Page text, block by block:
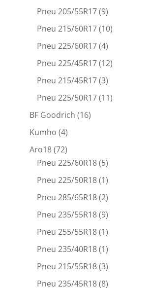
Pneu 205/55R17(9)
Pneu 215/60R17(10)
Pneu 225/60R17(4)
Pneu 225/45R17(12)
Pneu 215/45R17(3)
Pneu 225/50R17(11)
BF Goodrich (16)
Kumho (4)
Aro18(72)
Pneu 225/60R18(5)
Pneu 225/50R18(1)
Pneu 285/65R18(2)
Pneu 235/55R18(9)
Pneu 255/55R18(1)
Pneu 235/40R18(1)
Pneu 215/55R18(3)
Pneu 235/45R18(8)